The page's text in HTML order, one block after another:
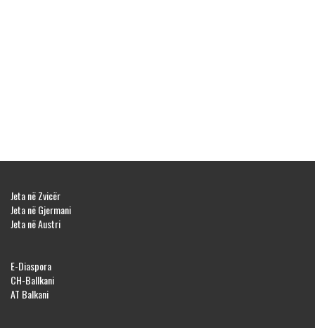
Jeta në Zvicër
Jeta në Gjermani
Jeta në Austri
E-Diaspora
CH-Ballkani
AT Balkani